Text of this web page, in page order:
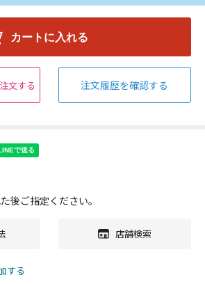
文する 注文履歴を確認する
後ご指定ください。
店舗検索
する